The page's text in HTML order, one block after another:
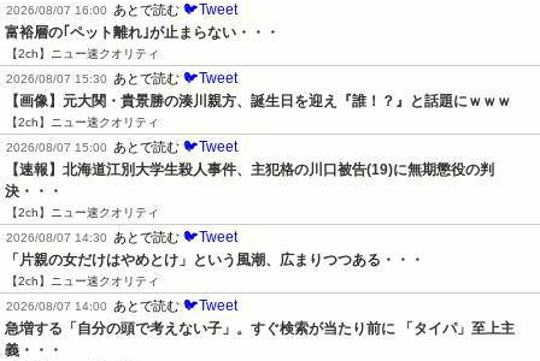
2026/08/07 16:00
あとで読む 🐦Tweet
富裕層の｢ペット離れ｣が止まらない・・・
【2ch】ニュー速クオリティ
2026/08/07 15:30
あとで読む 🐦Tweet
【画像】元大関・貴景勝の湊川親方、誕生日を迎え『誰！？』と話題にｗｗｗ
【2ch】ニュー速クオリティ
2026/08/07 15:00
あとで読む 🐦Tweet
【速報】北海道江別大学生殺人事件、主犯格の川口被告(19)に無期懲役の判
決・・・
【2ch】ニュー速クオリティ
2026/08/07 14:30
あとで読む 🐦Tweet
「片親の女だけはやめとけ」という風潮、広まりつつある・・・
【2ch】ニュー速クオリティ
2026/08/07 14:00
あとで読む 🐦Tweet
急増する「自分の頭で考えない子」。すぐ検索が当たり前に 「タイパ」至上主
義・・・